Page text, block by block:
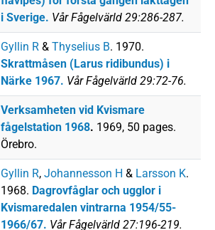
i Sverige. Vår Fågelvärld 29:286-287.
Gyllin R & Thyselius B. 1970.
Skrattmåsen (Larus ridibundus) i
Närke 1967. Vår Fågelvärld 29:72-76.
Verksamheten vid Kvismare
fågelstation 1968. 1969, 50 pages.
Örebro.
Gyllin R, Johannesson H & Larsson K.
1968. Dagrovfåglar och ugglor i
Kvismaredalen vintrarna 1954/55-
1966/67. Vår Fågelvärld 27:196-219.